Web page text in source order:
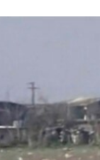
င်း
တခု အလွန်
မယ်
စာ
လိပ်စာ
ချက်အလက်များ
စဉ်